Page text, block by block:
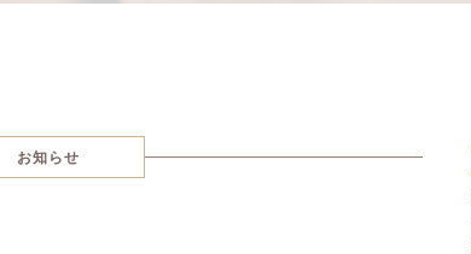
お知らせ